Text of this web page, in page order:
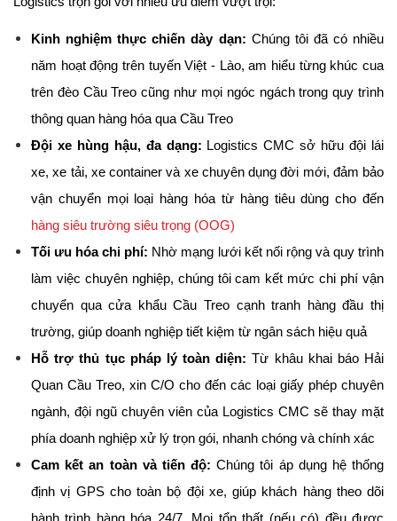
Kinh nghiệm thực chiến dày dạn: Chúng tôi đã có nhiều
năm hoạt động trên tuyến Việt - Lào, am hiểu từng khúc cua
trên đèo Cầu Treo cũng như mọi ngóc ngách trong quy trình
thông quan hàng hóa qua Cầu Treo
Đội xe hùng hậu, đa dạng: Logistics CMC sở hữu đội lái
xe, xe tải, xe container và xe chuyên dụng đời mới, đảm bảo
hàng siêu trường siêu trọng (OOG)
Tối ưu hóa chi phí: Nhờ mạng lưới kết nối rộng và quy trình
làm việc chuyên nghiệp, chúng tôi cam kết mức chi phí vận
chuyển qua cửa khẩu Cầu Treo cạnh tranh hàng đầu thị
trường, giúp doanh nghiệp tiết kiệm từ ngân sách hiệu quả
Hỗ trợ thủ tục pháp lý toàn diện: Từ khâu khai báo Hải
Quan Cầu Treo, xin C/O cho đến các loại giấy phép chuyên
ngành, đội ngũ chuyên viên của Logistics CMC sẽ thay mặt
phía doanh nghiệp xử lý trọn gói, nhanh chóng và chính xác
Cam kết an toàn và tiến độ: Chúng tôi áp dụng hệ thống
định vị GPS cho toàn bộ đội xe, giúp khách hàng theo dõi
hành trình hàng hóa 24/7. Mọi tổn thất (nếu có) đều được